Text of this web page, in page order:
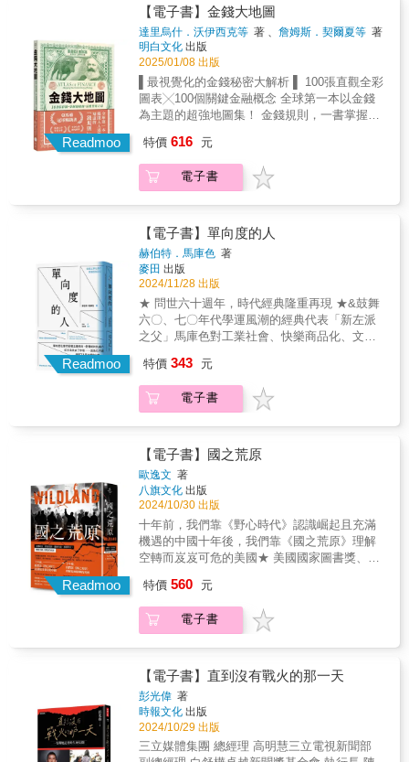
★「一本坦率的內幕記述……[福克斯] 揭示了
前線科學如何像任何政治劇一樣混亂、複雜且
充滿派系鬥爭。」——安賈娜‧阿胡賈，
《Spike: The Virus Versus the People》合著
者★「媒體對科學故事和突破的報導方式從未
如此重要和切題……這本書應該列為推薦讀
物。」——吉姆‧艾爾–哈利利，《The Life
Scientific》主持人★「疫情一再顯示出準確報
導科學的重要性……福克斯提供了一些引人入
——大衛‧斯皮格霍爾特，《The Art of
Statistics》作者★「一部生動的記述，揭示了
記者與科學家如何互動。」——戴維‧威利茨，
前英國大學與科學部長
幫助的受害者，鮮少透過這種方式找到幫助或
慰藉。即使是在傳統司法體系能得到最好結果
的狀況下，對倖存者而言，整個尋求正義的過
程仍是痛苦的，創傷的傷口並不僅限於犯行者
的暴力與剝削所導致的那些，旁觀者──所有參
與共謀、寧願不知有虐待發生、或者責備受害
者的人——他們的作為或不作為，導致的傷口
會問題（它確實是），那麼復原就不可能只是
個人私事。在復原過程中，倖存者免不了要直
接面對許多複雜的正義問題：她們敢公開說出
以，修復會需要什麼？倖存者與加害者如何能
夠繼續生活在同一個社群中？向加害者問責是
什麼意思？和解是某種值得期待的事情嗎，如
果是，能夠如何達成？社群要如何提供公共安
全並且預防未來的傷害？如果創傷源頭在於一
種根本的不正義，那麼完整的療癒就必須要求
來自更大社群的某些正義措施來加以修復。
《創傷與復原》提出復原過程大致上分為三個
階段：恢復安全感、重建信任關係；回顧與哀
復》將提出復原的第四、同時也是最後一個階
段，正義。本書分成三個部分。第一部「權
力」，對照暴政與平等兩種不同權力關係的原
型，並探究世界各地的父權體制霸權，鋪陳出
全書理論基礎。什麼才是倖存者想要的正義？
許多倖存者說她們想要真相與修復，司法體系
實際上提供的卻是懲罰與金錢損害賠償，第二
部「正義的願景」即是作者詳盡闡述從報導人
證詞裡浮現出的正義願景。第三部「療癒」是
從如何補償倖存者、避免未來傷害，發展進一
步的正義概念：療癒受害者、加害者，以及更
大的社會。最終以充滿願景的「倖存者的目
標」作結。赫曼援引哲學、社會科學、歷史、
法律與心理學作品，以及律師、法官、倡議
者、教育家、心理衛生臨床工作者等直接與倖
因為她們就是倖存者正義或者療癒正義的專
家。赫曼深入傾聽倖存者的聲音，由她們帶領
我們走向更上一層樓的正義願景。「第一步很
單純，就是去問倖存者，對她們來說，怎麼做
才能夠糾正錯誤——或者說是盡可能地糾正。
這做法聽起來很合理，實際上卻鮮少有人這麼
4.5％，月還款3萬5，錢都拿去繳利息，本金幾
乎沒減少。窮途末路的她，只好展開從未想過
的職涯：幫紐約上東區富豪家庭帶小孩，擔任
富N代幼兒的「私人特助」。每週實領3萬8千元
現金，依照不同家庭的工作狀況，年薪上看240
到480萬台幣。這份薪水看似解決了生活困境，
幾年下來，她也對富豪家任性難搞的孩子們產
生了感情──然而，長達12小時的工時讓她幾乎
沒有餘力經營真正的人生，更別提曾經有過的
僱主家的精緻教養，都不斷刺痛著童年充滿陰
影的史蒂芬妮。她也同時看見，即使是有錢人
家裡高學歷、高成就的媽媽，也和普通家庭的
工。這一切讓她陷入了迷惘──擁有金錢，就等
於擁有幸福嗎？她應該繼續待在僱主家，還是
放棄這份高收入，勇敢為自己的夢想去闖一
闖？這本書寫出了對頂層社會的貼身窺奇、打
破貧窮複製的激勵過程、對母職和階級的深刻
思考，絕對令人難忘！ ★★★在美國，從某些
事情就能看出一個人是富到流油還是窮到吃
是窮到爆，那些車大多是破車，滿懷著希望撿
回來，看看還有沒有零件或引擎能重新利用。
但在東漢普頓，車道停滿車的人家一定有錢到
小孩是身分地位的象徵，彷彿在向全世界宣
告：這家人不僅生活在全美國最貴的地段，而
且生活得輕鬆自在。這裡的房價動輒破億，學
費一年三百多萬，這些家庭不僅住得起，還有
閒錢供養子女。這些爸媽大多拖到很晚才生小
孩，先拚學歷、拚經歷，再買房子、四處遊
歷。上東區的貴婦如果有第三胎，沒有人會問
個。★★★
Readmoo
【電子書】金錢大地圖
達里烏什．沃伊西克等 著 、詹姆斯．契爾夏等 著
明白文化 出版
2025/01/08 出版
▌最視覺化的金錢秘密大解析 ▌ 100張直觀全彩
圖表╳100個關鍵金融概念 全球第一本以金錢
為主題的超強地圖集！ 金錢規則，一書掌握！
歐元集團主席推薦！ 耶魯大學＋牛津大學＋英
國社會科學院 黃金三強聯手，200多位專業人
士投入， 濃縮超過1萬2千小時的智慧結晶， 大
╳108張超精緻地圖 一跨頁一概念，隨翻隨
懂， 超有趣的紙上知識派對，世界局勢「錢顯
易懂」。 ★ 地理＋貨幣＋金融，概念＋圖表＋
數據 從歷史到地理，從資產到市場， 從錢幣到
大富翁遊戲，涵蓋5千年金融資料， 列舉4個簡
潔測驗，提高金融識讀能力， 360度打開你觀
看世界的全新視野！ 真正的跨領域國際觀精
華，每次翻頁都讓人超級愉快！ ★★★＿＿歐
元集團主席、諾貝爾經濟學獎得主齊聲讚嘆！
上！」──歐元集團主席，帕斯卡爾．多諾霍
◎「每一頁都令人驚嘆，深富啟發性！」
──諾貝爾經濟學獎得主，羅伯特．席勒 ★★★
黃金三強聯手！ ❶動用牛津大學與耶魯大
學最珍貴資源，號召200多位專業人士投入，濃
縮超過1萬2千小時的智慧結晶，解析數百萬個
資訊庫，涵蓋5千年金融資料，終於揭開人類歷
史上人人渴望掌握的「錢規則」與「錢秘
密」！ ❷兼具深度與廣度，由金融地理學
教授與國際製圖獎大師共同打造。 ❸全年
技、法規，一目瞭然！ ❹國際主題製圖指
標三大獎大師再創顛峰之作，「我至今最滿意
的設計作品！」 ★＿＿黃金關鍵字，推動人類
經濟 #劇毒貸款 #從眾行為 #加密貨幣 #
離岸交易 ★★★＿＿圖解、秒懂，「錢規則」
就是這樣走！ $ 文字的發明原來是為了計
帳？ $ 為何畢卡索名畫只能當作財富，不
能當作貨幣？ $ 財富與貨幣的區別在哪
裡？ $ 信用貸款的錢居然是無中生有的？
特價 616 元
電子書
Readmoo
【電子書】單向度的人
赫伯特．馬庫色 著
麥田 出版
2024/11/28 出版
★ 問世六十週年，時代經典隆重再現 ★&鼓舞
六〇、七〇年代學運風潮的經典代表「新左派
之父」馬庫色對工業社會、快樂商品化、文化
學社會學系教授兼主任）&▎當代「美好生活」
的副作用：身處看似多元，實則封閉的政治、
文化、話語領域，發不出力的內在反動與批
以這本啟發和激勵無數反叛青年的經典著作，
說出一個比寓言故事更令人惶恐震驚的社會真
相；並藉此刺激我們日漸麻痺的身體，使會思
考的神經開啟連結，讓會反抗的肌肉產生運
動。&單向度社會的極權主義傾向，使傳統的抗
議方式方法失去了作用&hellip;&hellip;因為它們
還保留了人民主權的幻想。是底層的放逐者和
局外人&hellip;&hellip;他們的對抗是從體制的外
部打擊體制，因此沒有被體制引向歧路；在破
戲。沒有任何事情可以確保這將會有好的結
局。然而，班雅明曾寫道：因為那些不抱希望
的人的緣故，希望才賜予了我們。──赫伯特．
馬庫色&發達的工業社會似乎指向一種更舒適美
好、富有選項的生活，而擁有「選擇」，是否
就等同於擁有「自由」？難道不是「控制」變
得更高明、更細膩、更體貼、更無所不在？但
相對，想要改變現有框架的主張、更具超越性
的理想和渴望，都被壓抑或嘲諷。因此難再深
特價 343 元
電子書
Readmoo
【電子書】國之荒原
歐逸文 著
八旗文化 出版
2024/10/30 出版
十年前，我們靠《野心時代》認識崛起且充滿
機遇的中國十年後，我們靠《國之荒原》理解
空轉而岌岌可危的美國★ 美國國家圖書獎、普
作者最新報導文學作品離開家鄉十數年的歐逸
文發現，美國在這二十年間已成為一片道德精
神上的「荒原」，百病叢生白人、黑人，有錢
報》：「透過清晰文風與引人入勝的書寫，作
者為我們描繪出過去二十年的面貌」。《科克
斯書評》：「作者以優雅的風格考察了美國為
何會在各方面陷入兩極化的處境，以及造成哪
些影響。」《華盛頓郵報》：「歐逸文的筆法
像是編織條細緻的掛毯，我們可以在掛毯上看
特價 560 元
電子書
【電子書】直到沒有戰火的那一天
彭光偉 著
時報文化 出版
2024/10/29 出版
三立媒體集團 總經理 高明慧三立電視新聞部